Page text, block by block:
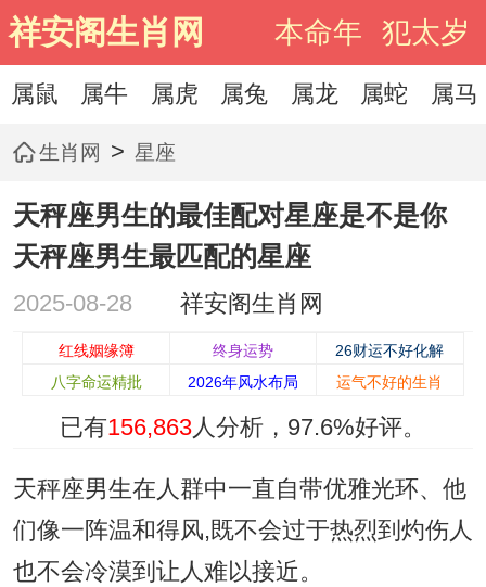
祥安阁生肖网 本命年 犯太岁
属鼠 属牛 属虎 属兔 属龙 属蛇 属马
生肖网 > 星座
天秤座男生的最佳配对星座是不是你
天秤座男生最匹配的星座
2025-08-28 祥安阁生肖网
红线姻缘簿 终身运势
26财运不好化解
八字命运精批
2026年风水布局 运气不好的生肖
已有156,863人分析， 97.6%好评。
天秤座男生在人群中一直自带优雅光环、他
们像一阵温和得风,既不会过于热烈到灼伤人
也不会冷漠到让人难以接近。